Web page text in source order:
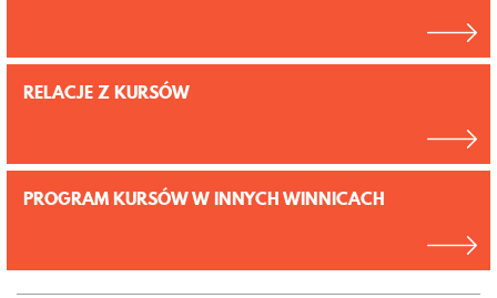
RELACJE Z KURSÓW
PROGRAM KURSÓW W INNYCH WINNICACH